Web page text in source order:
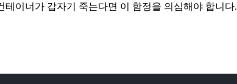
테이너가 갑자기 죽는다면 이 함정을 의심해야 합니다.